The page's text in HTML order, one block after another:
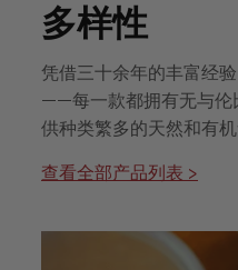
多样性
凭借三十余年的丰富经
——每一款都拥有无与伦
供种类繁多的天然和有机
查看全部产品列表 >